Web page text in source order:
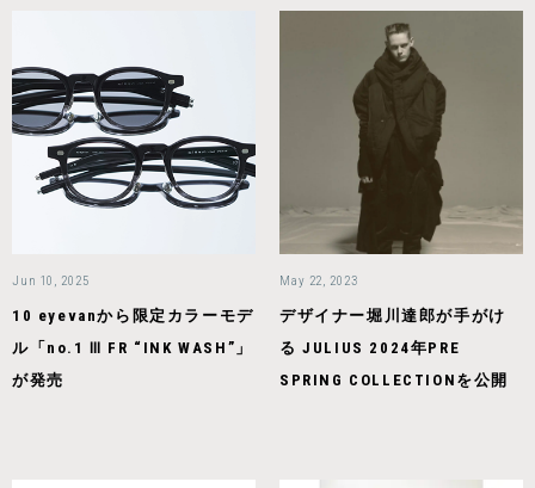
Jun 10, 2025
10 eyevanから限定カラーモデ
ル「no.1 Ⅲ FR “INK WASH”」
が発売
May 22, 2023
デザイナー堀川達郎が手がけ
る JULIUS 2024年PRE
SPRING COLLECTIONを公開